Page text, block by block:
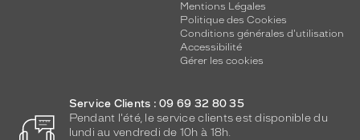
Mentions Légales
Politique des Cookies
Conditions générales d'utilisation
Accessibilité
Gérer les cookies
Service Clients : 09 69 32 80 35
Pendant l'été, le service clients est disponible du
lundi au vendredi de 10h à 18h.